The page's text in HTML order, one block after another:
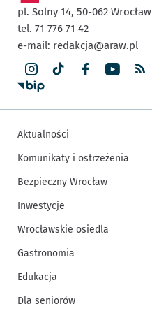
pl. Solny 14, 50-062 Wrocław
tel. 71 776 71 42
e-mail: redakcja@araw.pl
Aktualności
Komunikaty i ostrzeżenia
Bezpieczny Wrocław
Inwestycje
Wrocławskie osiedla
Gastronomia
Edukacja
Dla seniorów